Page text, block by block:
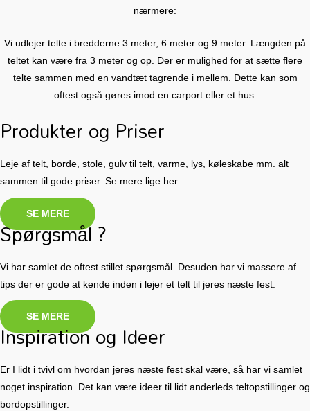
nærmere:
Vi udlejer telte i bredderne 3 meter, 6 meter og 9 meter. Længden på
teltet kan være fra 3 meter og op. Der er mulighed for at sætte flere
telte sammen med en vandtæt tagrende i mellem. Dette kan som
oftest også gøres imod en carport eller et hus.
Produkter og Priser
Leje af telt, borde, stole, gulv til telt, varme, lys, køleskabe mm. alt
sammen til gode priser. Se mere lige her.
SE MERE
Spørgsmål ?
Vi har samlet de oftest stillet spørgsmål. Desuden har vi massere af
tips der er gode at kende inden i lejer et telt til jeres næste fest.
SE MERE
Inspiration og Ideer
Er I lidt i tvivl om hvordan jeres næste fest skal være, så har vi samlet
noget inspiration. Det kan være ideer til lidt anderleds teltopstillinger og
bordopstillinger.